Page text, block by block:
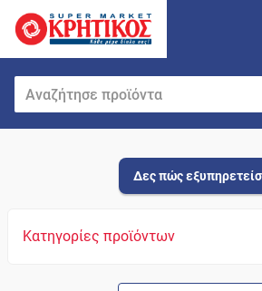
Δες πώς
Κατηγορίες προϊόντων